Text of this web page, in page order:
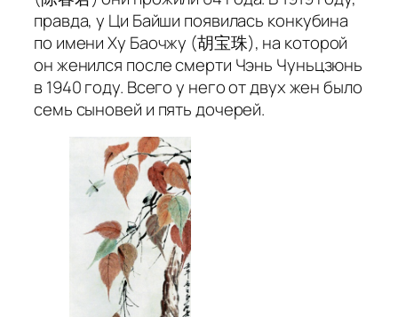
правда, у Ци Байши появилась конкубина
по имени Ху Баочжу (胡宝珠), на которой
он женился после смерти Чэнь Чуньцзюнь
в 1940 году. Всего у него от двух жен было
семь сыновей и пять дочерей.